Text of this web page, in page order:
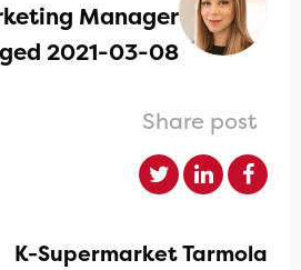
Manager
2021-03-08
Share post
K-Supermarket Tarmola